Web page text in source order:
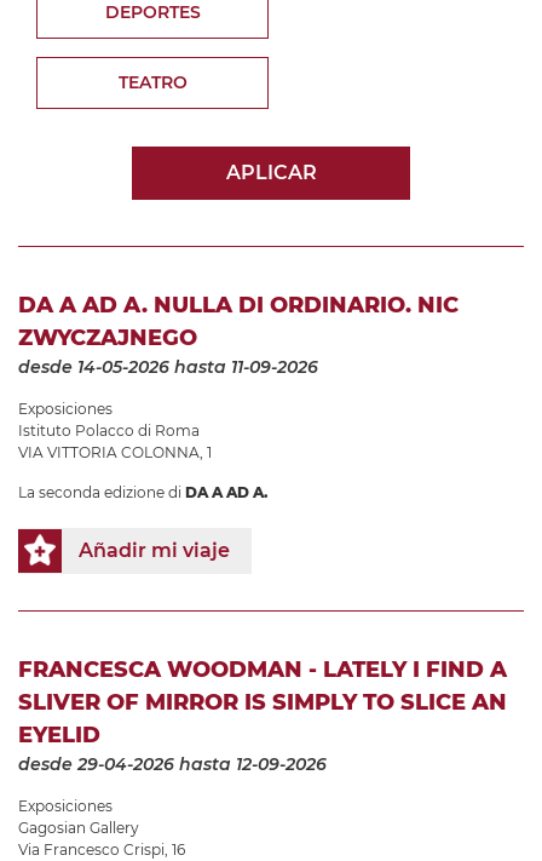
DEPORTES
TEATRO
APLICAR
DA A AD A. NULLA DI ORDINARIO. NIC
ZWYCZAJNEGO
desde 14-05-2026 hasta 11-09-2026
Exposiciones
Istituto Polacco di Roma
VIA VITTORIA COLONNA, 1
La seconda edizione di DA A AD A.
Añadir mi viaje
FRANCESCA WOODMAN - LATELY I FIND A
SLIVER OF MIRROR IS SIMPLY TO SLICE AN
EYELID
desde 29-04-2026 hasta 12-09-2026
Exposiciones
Gagosian Gallery
Via Francesco Crispi, 16